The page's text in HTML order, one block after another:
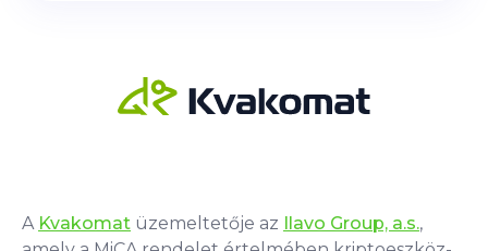
A Kvakomat üzemeltetője az Ilavo Group, a.s.,